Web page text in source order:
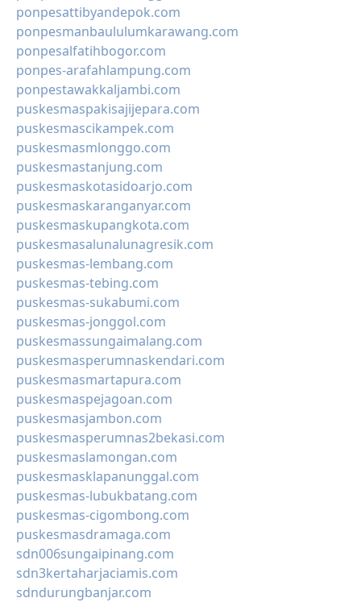
ponpesattibyandepok.com
ponpesmanbaululumkarawang.com
ponpesalfatihbogor.com
ponpes-arafahlampung.com
ponpestawakkaljambi.com
puskesmaspakisajijepara.com
puskesmascikampek.com
puskesmasmlonggo.com
puskesmastanjung.com
puskesmaskotasidoarjo.com
puskesmaskaranganyar.com
puskesmaskupangkota.com
puskesmasalunalunagresik.com
puskesmas-lembang.com
puskesmas-tebing.com
puskesmas-sukabumi.com
puskesmas-jonggol.com
puskesmassungaimalang.com
puskesmasperumnaskendari.com
puskesmasmartapura.com
puskesmaspejagoan.com
puskesmasjambon.com
puskesmasperumnas2bekasi.com
puskesmaslamongan.com
puskesmasklapanunggal.com
puskesmas-lubukbatang.com
puskesmas-cigombong.com
puskesmasdramaga.com
sdn006sungaipinang.com
sdn3kertaharjaciamis.com
sdndurungbanjar.com